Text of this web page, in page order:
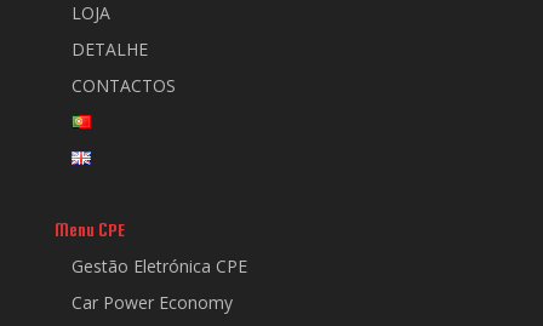
LOJA
DETALHE
CONTACTOS
Menu CPE
Gestão Eletrónica CPE
Car Power Economy